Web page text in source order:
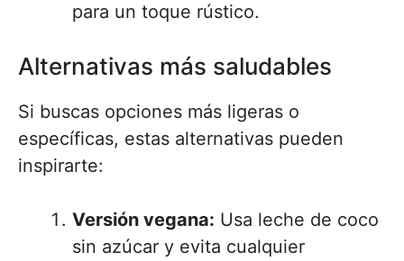
para un toque rústico.
Alternativas más saludables
Si buscas opciones más ligeras o
específicas, estas alternativas pueden
inspirarte:
Versión vegana: Usa leche de coco
sin azúcar y evita cualquier